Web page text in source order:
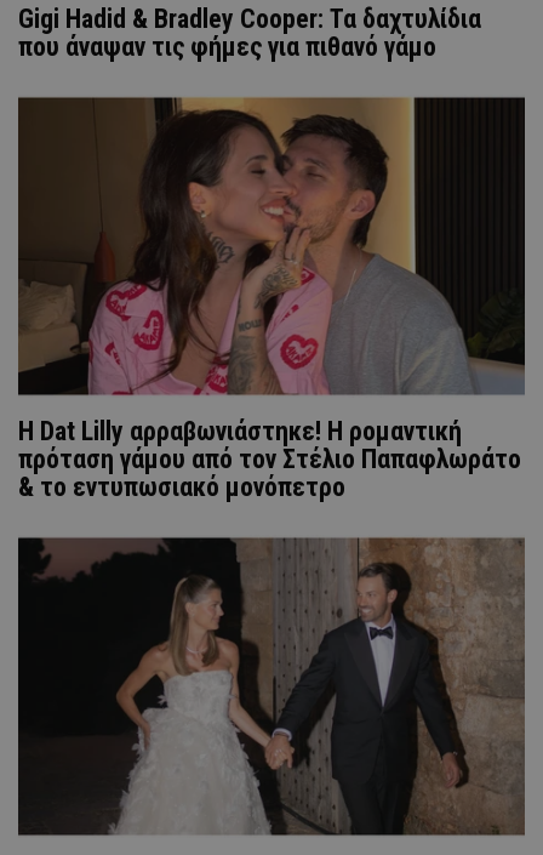
Gigi Hadid & Bradley Cooper: Τα δαχτυλίδια
που άναψαν τις φήμες για πιθανό γάμο
Η Dat Lilly αρραβωνιάστηκε! Η ρομαντική
πρόταση γάμου από τον Στέλιο Παπαφλωράτο
& το εντυπωσιακό μονόπετρο